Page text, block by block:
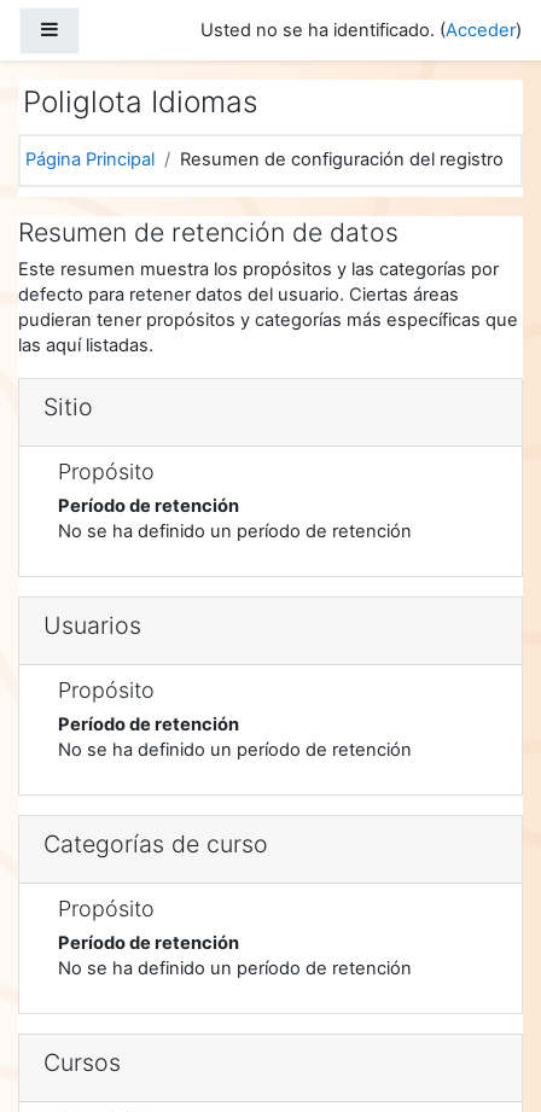
Usted no se ha identificado. (Acceder)
Poliglota Idiomas
Página Principal Resumen de configuración del registro
Resumen de retención de datos
Este resumen muestra los propósitos y las categorías por
defecto para retener datos del usuario. Ciertas áreas
pudieran tener propósitos y categorías más específicas que
las aquí listadas.
Sitio
Propósito
Período de retención
No se ha definido un período de retención
Usuarios
Propósito
Período de retención
No se ha definido un período de retención
Categorías de curso
Propósito
Período de retención
No se ha definido un período de retención
Cursos